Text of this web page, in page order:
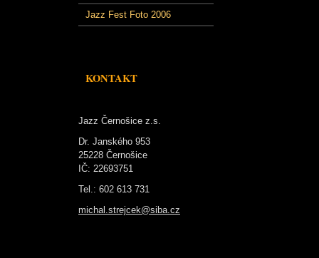
Jazz Fest Foto 2006
KONTAKT
Jazz Černošice z.s.
Dr. Janského 953
25228 Černošice
IČ: 22693751
Tel.: 602 613 731
michal.strejcek@siba.cz